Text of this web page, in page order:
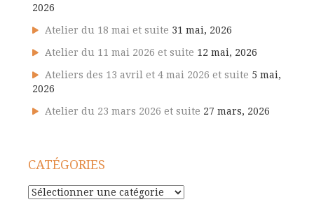
2026
Atelier du 18 mai et suite 31 mai, 2026
Atelier du 11 mai 2026 et suite 12 mai, 2026
Ateliers des 13 avril et 4 mai 2026 et suite 5 mai,
2026
Atelier du 23 mars 2026 et suite 27 mars, 2026
CATÉGORIES
Catégories